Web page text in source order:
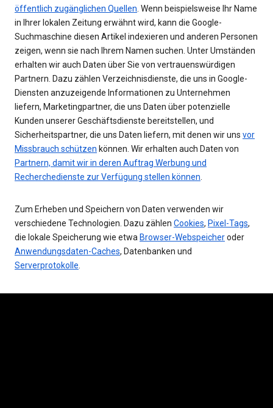
öffentlich zugänglichen Quellen . Wenn beispielsweise Ihr Name
in Ihrer lokalen Zeitung erwähnt wird, kann die Google-
Suchmaschine diesen Artikel indexieren und anderen Personen
zeigen, wenn sie nach Ihrem Namen suchen. Unter Umständen
erhalten wir auch Daten über Sie von vertrauenswürdigen
Partnern. Dazu zählen Verzeichnisdienste, die uns in Google-
Diensten anzuzeigende Informationen zu Unternehmen
liefern, Marketingpartner, die uns Daten über potenzielle
Kunden unserer Geschäftsdienste bereitstellen, und
Sicherheitspartner, die uns Daten liefern, mit denen wir uns vor
Missbrauch schützen können. Wir erhalten auch Daten von
Partnern, damit wir in deren Auftrag Werbung und
Recherchedienste zur Verfügung stellen können
Zum Erheben und Speichern von Daten verwenden wir
verschiedene Technologien. Dazu zählen Cookies, Pixel-Tags,
die lokale Speicherung wie etwa Browser-Webspeicheroder
Anwendungsdaten-Caches, Datenbanken und
Serverprotokolle